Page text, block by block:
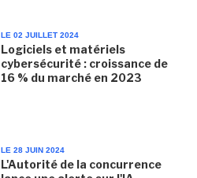
LE 02 JUILLET 2024
Logiciels et matériels
cybersécurité : croissance de
16 % du marché en 2023
LE 28 JUIN 2024
L'Autorité de la concurrence